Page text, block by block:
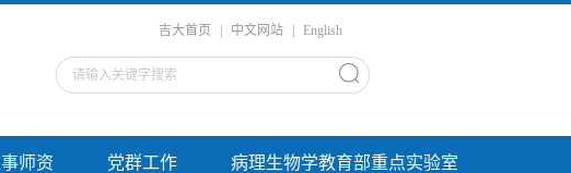
吉大首页 中文网站 English
师资 党群工作 病理生物学教育部重点实验室